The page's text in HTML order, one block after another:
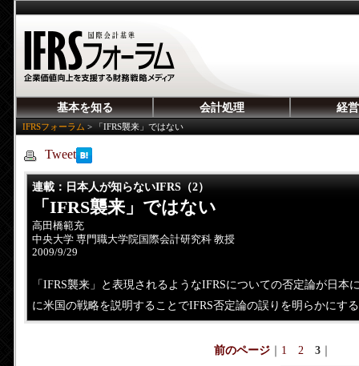
基本を知る 会計処理 経
IFRSフォーラム > 「IFRS襲来」ではない
Tweet
連載 ：日本人が知らないIFRS（2）
「IFRS襲来」ではない
高田橋範充
中央大学 専門職大学院国際会計研究科 教授
2009/9/29
「IFRS襲来」と表現されるようなIFRSについての否定論が日本
に米国の戦略を説明することでIFRS否定論の誤りを明らかにす
前のページ｜ 1 2 3｜